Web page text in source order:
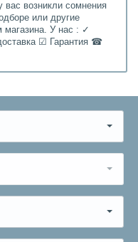
возникли сомнения
или другие
магазина. У нас : ✓
☑ Гарантия ☎